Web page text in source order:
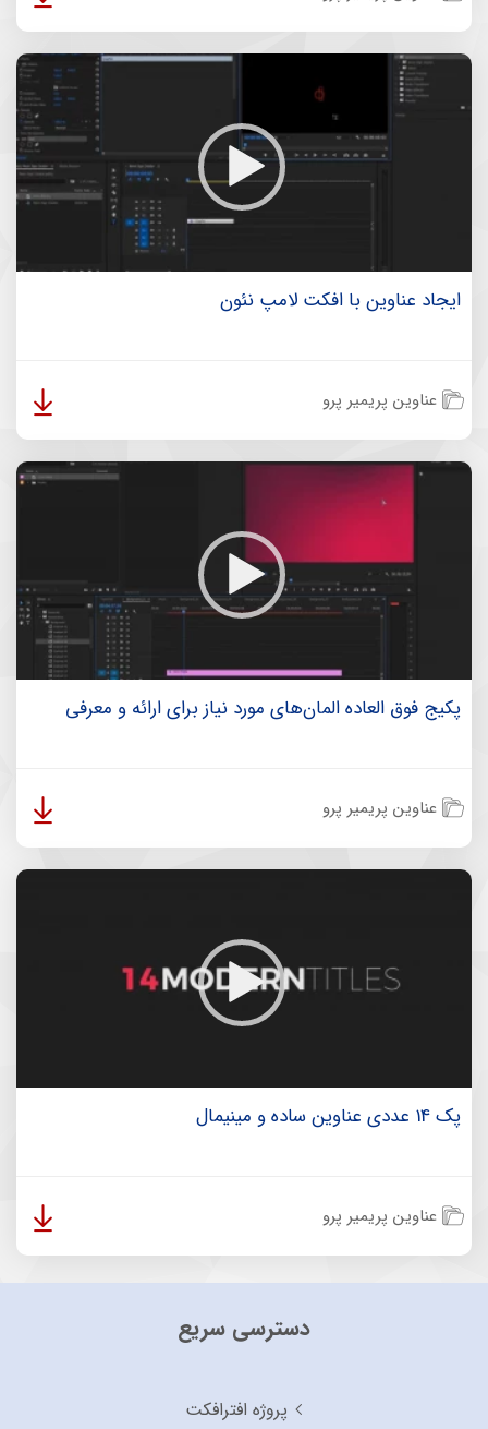
ایجاد عناوین با افکت لامپ نئون
عناوین پریمیر پرو
پکیج فوق العاده المان‌های مورد نیاز برای ارائه و معرفی
عناوین پریمیر پرو
پک 14 عددی عناوین ساده و مینیمال
عناوین پریمیر پرو
دسترسی سریع
پروژه افترافکت